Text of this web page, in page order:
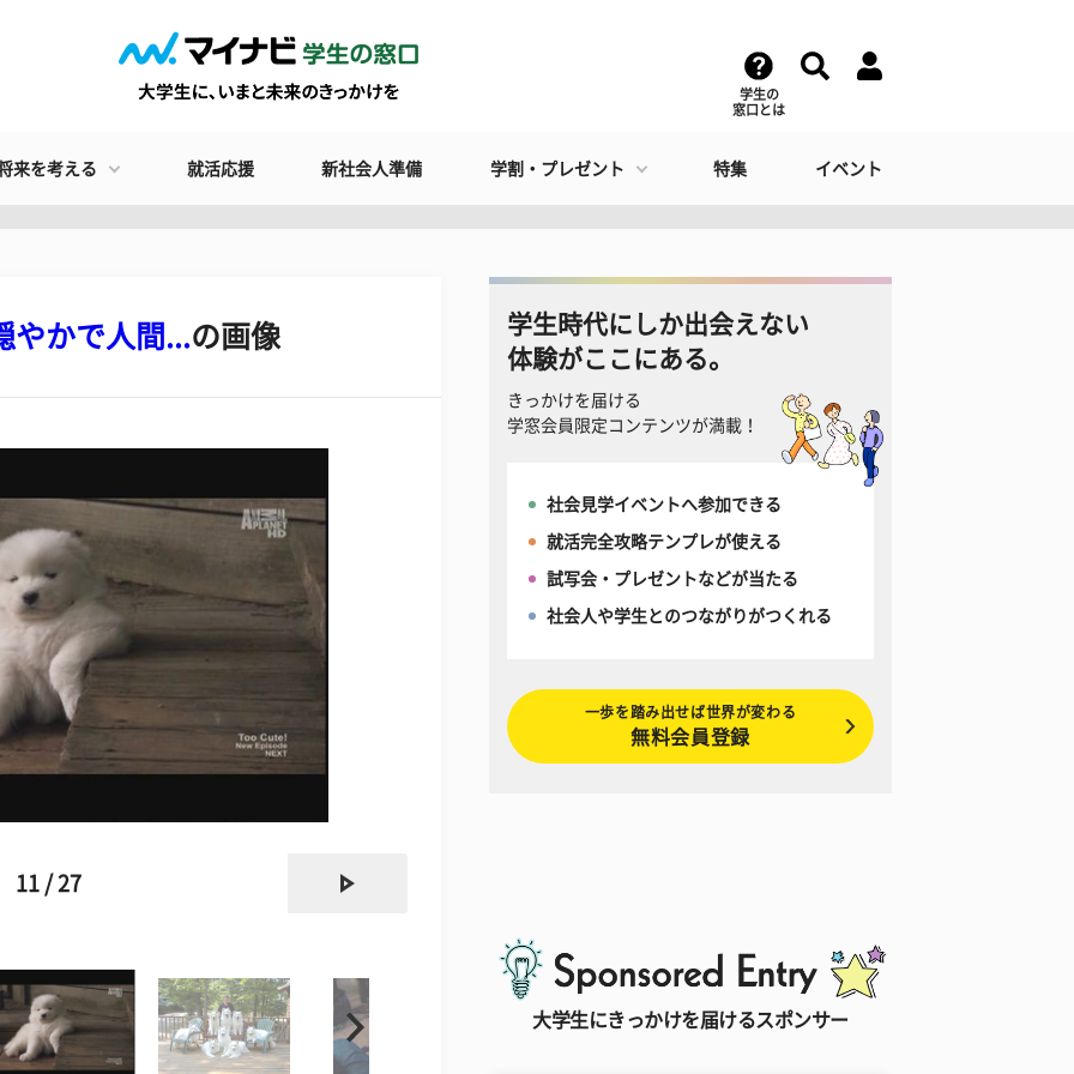
学生の
窓口とは
来を考える 就活応援 新社会人準備 学割・プレゼント 特集 イベント
やかで人間...の画像
11 / 27
学生時代にしか出会えない
体験がここにある。
きっかけを届ける
学窓会員限定コンテンツが満載！
社会見学イベントへ参加できる
就活完全攻略テンプレが使える
試写会・プレゼントなどが当たる
社会人や学生とのつながりがつくれる
一歩を踏み出せば世界が変わる
無料会員登録
大学生にきっかけを届けるスポンサー